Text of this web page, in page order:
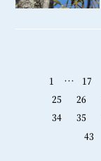
1 … 17
25
26
34
35
43